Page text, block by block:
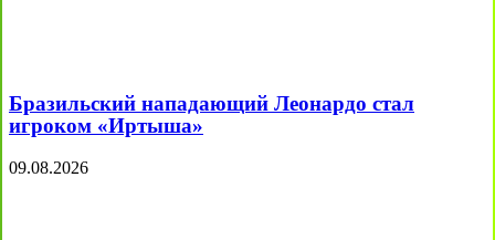
Бразильский нападающий Леонардо стал
игроком «Иртыша»
09.08.2026